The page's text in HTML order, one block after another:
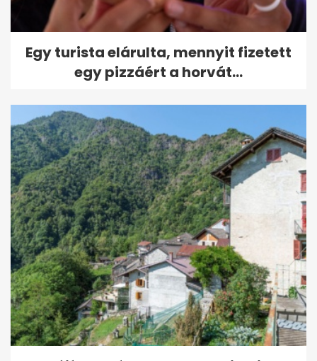
Egy turista elárulta, mennyit fizetett
egy pizzáért a horvát...